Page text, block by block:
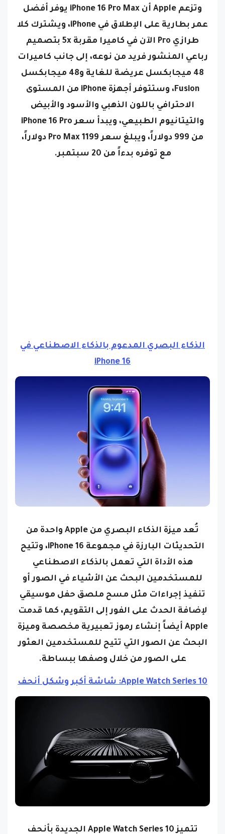
وتزعم Apple أن iPhone 16 Pro Max يوفر أفضل
عمر بطارية على الإطلاق في iPhone، ويشترك كلا
طرازي Pro الآن في كاميرا مقربة 5x بتصميم
رباعي المنشور فريد من نوعه، إلى جانب كاميرات
48 ميجابكسل عريضة للغاية و48 ميجابكسل
Fusion، وستتوفر أجهزة iPhone من المستوى
الاحترافي باللون الذهبي والأسود والأبيض
والتيتانيوم الطبيعي، ويبدأ سعر iPhone 16 Pro
من 999 دولاراً، ويبلغ سعر Pro Max 1199 دولاراً،
مع توفره بدءاً من 20 سبتمبر.
الذكاء البصري المدعوم بالذكاء الاصطناعي في
iPhone 16
تُعد ميزة الذكاء البصري من Apple واحدة من
التحديثات البارزة في مجموعة iPhone 16، وتتيح
هذه الأداة التي تعمل بالذكاء الاصطناعي
للمستخدمين البحث عن الأشياء في الصور أو
تنفيذ إجراءات مثل مسح ملصق حفل موسيقي
لإضافة الحدث على الفور إلى التقويم، كما قدمت
Apple أيضاً إنشاء رموز تعبيرية مخصصة وميزة
البحث عن الصور التي تتيح للمستخدمين العثور
على الصور من خلال وصفها ببساطة.
Apple Watch Series 10: شاشة أكبر وشكل أنحف
تتميز Apple Watch Series 10 الجديدة بأنحف